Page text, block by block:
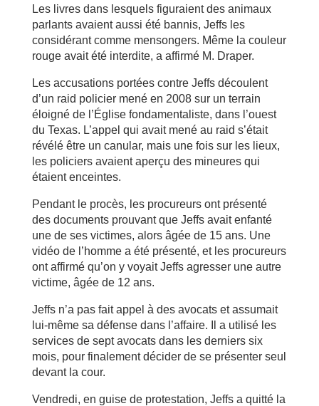
Les livres dans lesquels figuraient des animaux
parlants avaient aussi été bannis, Jeffs les
considérant comme mensongers. Même la couleur
rouge avait été interdite, a affirmé M. Draper.
Les accusations portées contre Jeffs découlent
d’un raid policier mené en 2008 sur un terrain
éloigné de l’Église fondamentaliste, dans l’ouest
du Texas. L’appel qui avait mené au raid s’était
révélé être un canular, mais une fois sur les lieux,
les policiers avaient aperçu des mineures qui
étaient enceintes.
Pendant le procès, les procureurs ont présenté
des documents prouvant que Jeffs avait enfanté
une de ses victimes, alors âgée de 15 ans. Une
vidéo de l’homme a été présenté, et les procureurs
ont affirmé qu’on y voyait Jeffs agresser une autre
victime, âgée de 12 ans.
Jeffs n’a pas fait appel à des avocats et assumait
lui-même sa défense dans l’affaire. Il a utilisé les
services de sept avocats dans les derniers six
mois, pour finalement décider de se présenter seul
devant la cour.
Vendredi, en guise de protestation, Jeffs a quitté la